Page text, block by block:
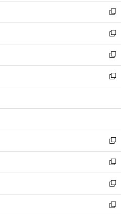
く
で
開
く
ン
ド
ウ
で
開
く
ウ
ィ
ン
ド
ウ
で
開
く
し
い
ウ
ィ
ン
ド
ウ
で
開
新
し
い
ウ
ィ
ン
ド
ウ
開
新
し
い
ウ
ィ
ン
ウ
開
く
新
し
い
ウ
ン
ウ
で
開
く
新
し
ウ
ン
ド
ウ
で
開
く
新
し
い
ウ
ィ
ン
ド
新
し
い
ウ
ィ
新
し
い
新